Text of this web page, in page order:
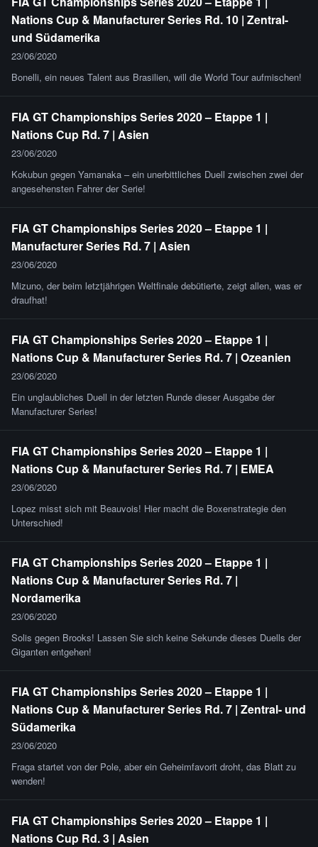
Nations Cup & Manufacturer Series Rd. 10 | Zentral-
und Südamerika
23/06/2020
Bonelli, ein neues Talent aus Brasilien, will die World Tour aufmischen!
FIA GT Championships Series 2020 – Etappe 1 |
Nations Cup Rd. 7 | Asien
23/06/2020
Kokubun gegen Yamanaka – ein unerbittliches Duell zwischen zwei der
angesehensten Fahrer der Serie!
FIA GT Championships Series 2020 – Etappe 1 |
Manufacturer Series Rd. 7 | Asien
23/06/2020
Mizuno, der beim letztjährigen Weltfinale debütierte, zeigt allen, was er
draufhat!
FIA GT Championships Series 2020 – Etappe 1 |
Nations Cup & Manufacturer Series Rd. 7 | Ozeanien
23/06/2020
Ein unglaubliches Duell in der letzten Runde dieser Ausgabe der
Manufacturer Series!
FIA GT Championships Series 2020 – Etappe 1 |
Nations Cup & Manufacturer Series Rd. 7 | EMEA
23/06/2020
Lopez misst sich mit Beauvois! Hier macht die Boxenstrategie den
Unterschied!
FIA GT Championships Series 2020 – Etappe 1 |
Nations Cup & Manufacturer Series Rd. 7 |
Nordamerika
23/06/2020
Solis gegen Brooks! Lassen Sie sich keine Sekunde dieses Duells der
Giganten entgehen!
FIA GT Championships Series 2020 – Etappe 1 |
Nations Cup & Manufacturer Series Rd. 7 | Zentral- und
Südamerika
23/06/2020
Fraga startet von der Pole, aber ein Geheimfavorit droht, das Blatt zu
wenden!
FIA GT Championships Series 2020 – Etappe 1 |
Nations Cup Rd. 3 | Asien